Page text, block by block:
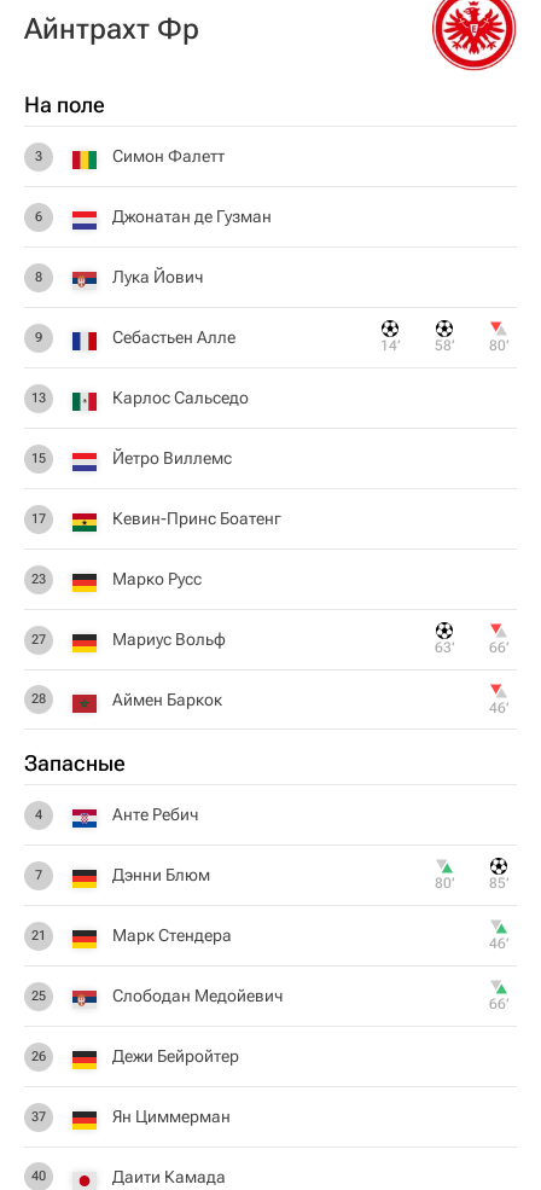
Айнтрахт Фр
На поле
3 Симон Фалетт
6 Джонатан де Гузман
8 Лука Йович
9 Себастьен Алле 14‎’‎ 58‎’‎ 80‎’‎
13 Карлос Сальседо
15 Йетро Виллемс
17 Кевин-Принс Боатенг
23 Марко Русс
27 Мариус Вольф 63‎’‎ 66‎’‎
28 Аймен Баркок 46‎’‎
Запасные
4 Анте Ребич
7 Дэнни Блюм 80‎’‎ 85‎’‎
21 Марк Стендера 46‎’‎
25 Слободан Медойевич 66‎’‎
26 Дежи Бейройтер
37 Ян Циммерман
40 Даити Камада